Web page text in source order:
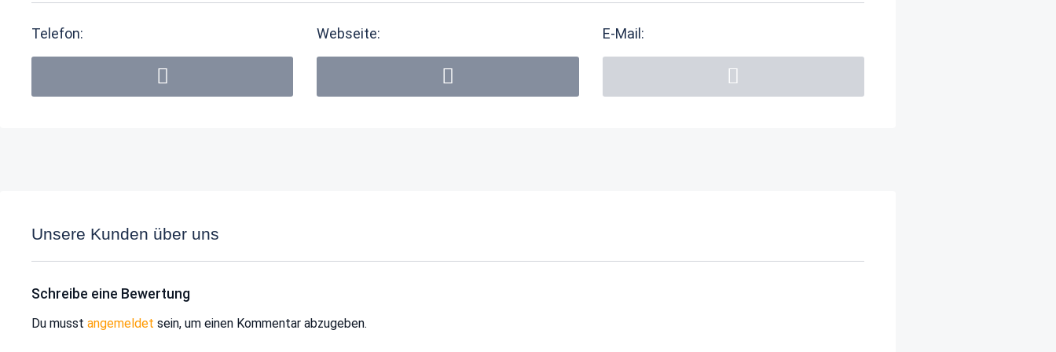
Telefon: Webseite: E-Mail:
Unsere Kunden über uns
Schreibe eine Bewertung
Du musst angemeldet sein, um einen Kommentar abzugeben.